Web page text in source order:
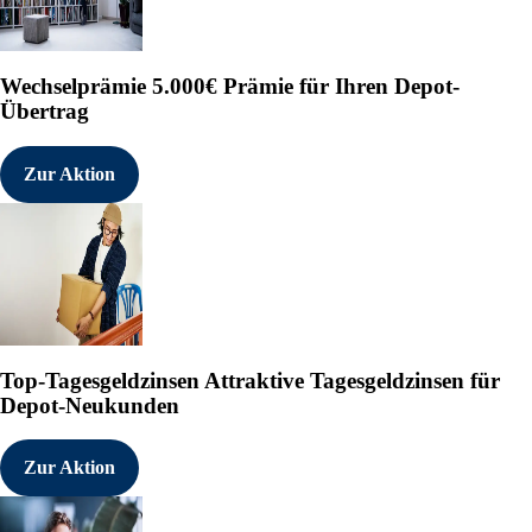
Mineralkonzessionsgebieten in
identifizieren und zu erschließen
ZUKUNFTSGERICHTETE
Wechselprämie 5.000€ Prämie für Ihren Depot-
Übertrag
Zur Aktion
Top-Tagesgeldzinsen Attraktive Tagesgeldzinsen für
Depot-Neukunden
Zur Aktion